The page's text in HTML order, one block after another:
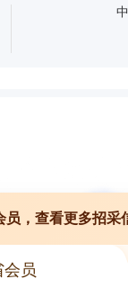
员，查看更多招采
员